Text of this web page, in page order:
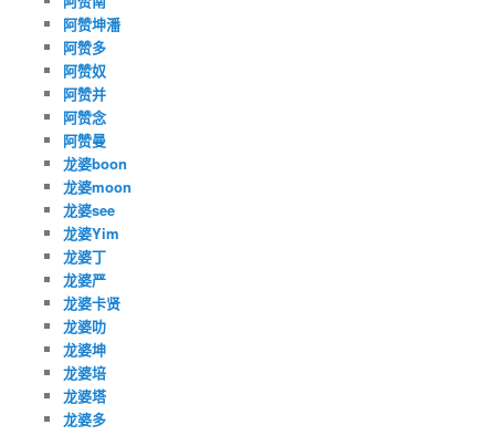
阿赞坤潘
阿赞多
阿赞奴
阿赞并
阿赞念
阿赞曼
龙婆boon
龙婆moon
龙婆see
龙婆Yim
龙婆丁
龙婆严
龙婆卡贤
龙婆叻
龙婆坤
龙婆培
龙婆塔
龙婆多